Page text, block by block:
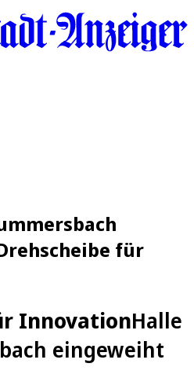
für
InnovationHalle
eingeweiht